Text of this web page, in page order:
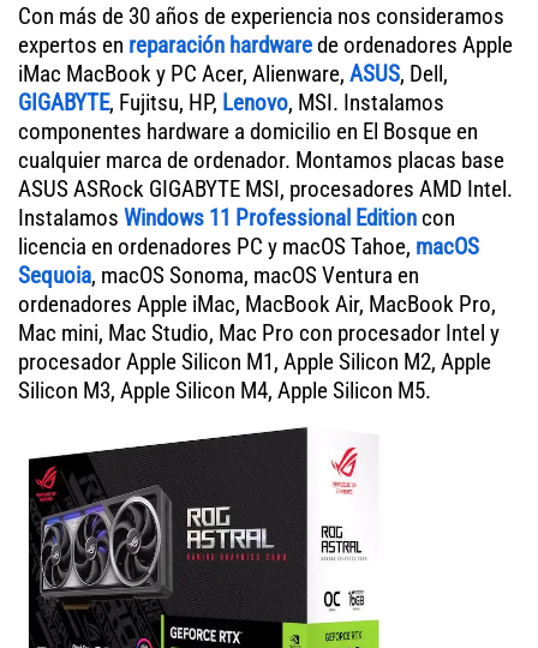
Con más de 30 años de experiencia nos consideramos
expertos en reparación hardwarede ordenadores Apple
iMac MacBook y PC Acer, Alienware, ASUS, Dell,
GIGABYTE, Fujitsu, HP, Lenovo, MSI. Instalamos
componentes hardware a domicilio en El Bosque en
cualquier marca de ordenador. Montamos placas base
ASUS ASRock GIGABYTE MSI, procesadores AMD Intel.
Instalamos Windows 11 Professional Edition con
licencia en ordenadores PC y macOS Tahoe, macOS
Sequoia, macOS Sonoma, macOS Ventura en
ordenadores Apple iMac, MacBook Air, MacBook Pro,
Mac mini, Mac Studio, Mac Pro con procesador Intel y
procesador Apple Silicon M1, Apple Silicon M2, Apple
Silicon M3, Apple Silicon M4, Apple Silicon M5.